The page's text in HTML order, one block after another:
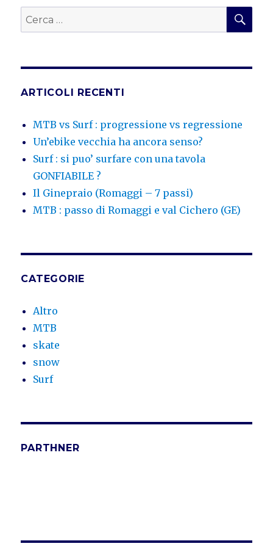
Cerca:
ARTICOLI RECENTI
MTB vs Surf : progressione vs regressione
Un’ebike vecchia ha ancora senso?
Surf : si puo’ surfare con una tavola
GONFIABILE ?
Il Ginepraio (Romaggi – 7 passi)
MTB : passo di Romaggi e val Cichero (GE)
CATEGORIE
Altro
MTB
skate
snow
Surf
PARTHNER